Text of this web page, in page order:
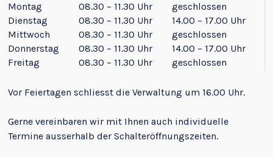
Montag
08.30 – 11.30 Uhr
geschlossen
Dienstag
08.30 – 11.30 Uhr
14.00 – 17.00 Uhr
Mittwoch
08.30 – 11.30 Uhr
geschlossen
Donnerstag
08.30 – 11.30 Uhr
14.00 – 17.00 Uhr
Freitag
08.30 – 11.30 Uhr geschlossen
Vor Feiertagen schliesst die Verwaltung um 16.00 Uhr.
Gerne vereinbaren wir mit Ihnen auch individuelle
Termine ausserhalb der Schalteröffnungszeiten.